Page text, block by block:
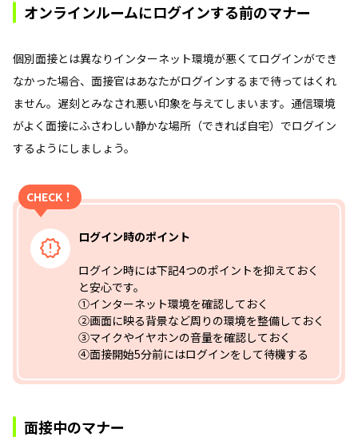
オンラインルームにログインする前のマナー
個別面接とは異なりインターネット環境が悪くてログインができ
なかった場合、面接官はあなたがログインするまで待ってはくれ
ません。遅刻とみなされ悪い印象を与えてしまいます。通信環境
がよく面接にふさわしい静かな場所（できれば自宅）でログイン
するようにしましょう。
CHECK！
ログイン時のポイント
ログイン時には下記4つのポイントを抑えておく
と安心です。
①インターネット環境を確認しておく
②画面に映る背景など周りの環境を整備しておく
③マイクやイヤホンの音量を確認しておく
④面接開始5分前にはログインをして待機する
面接中のマナー